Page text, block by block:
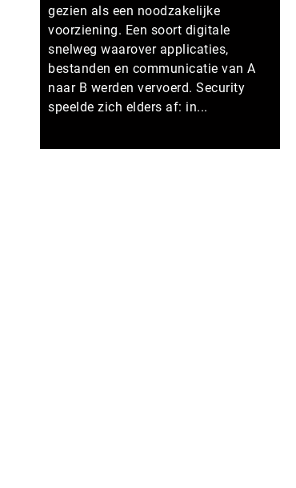
gezien als een noodzakelijke
voorziening. Een soort digitale
snelweg waarover applicaties,
bestanden en communicatie van A
naar B werden vervoerd. Security
speelde zich elders af: in...